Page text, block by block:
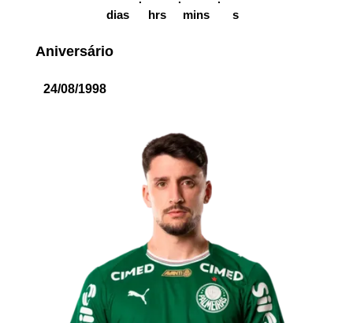
dias hrs mins s
Aniversário
24/08/1998